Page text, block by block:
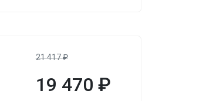
21 417₽
19 470 ₽